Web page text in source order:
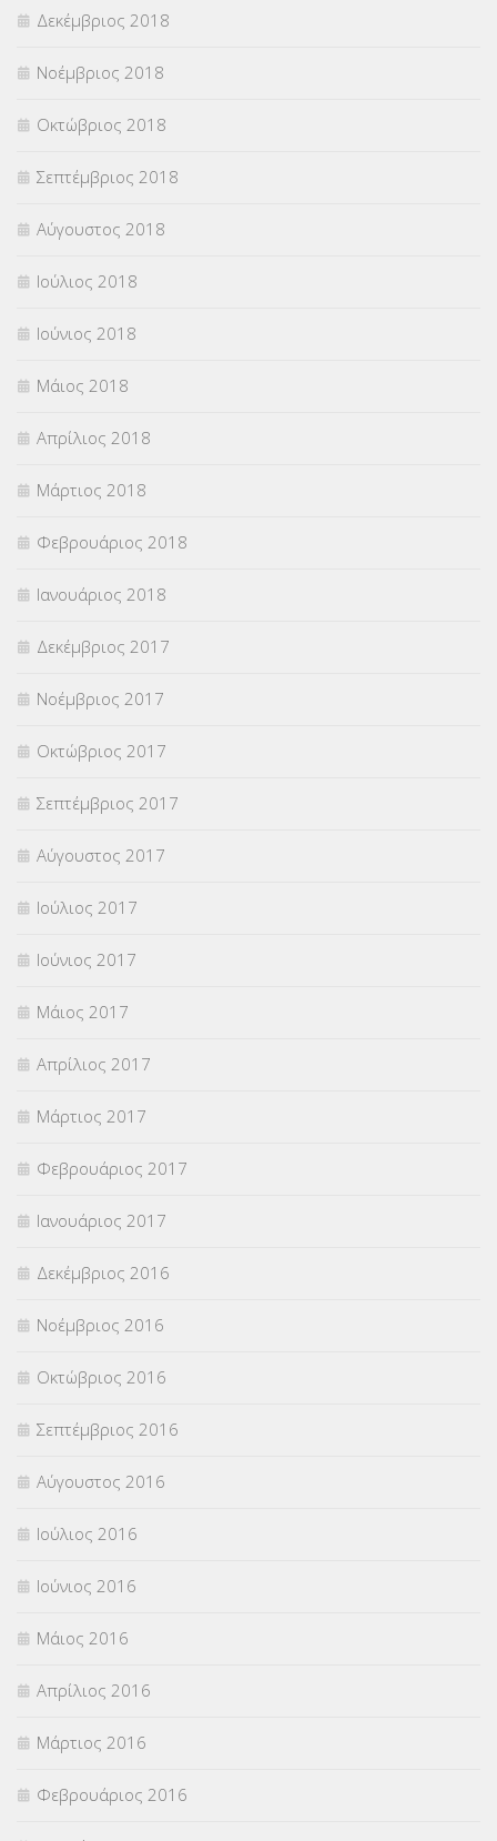
Δεκέμβριος 2018
Νοέμβριος 2018
Οκτώβριος 2018
Σεπτέμβριος 2018
Αύγουστος 2018
Ιούλιος 2018
Ιούνιος 2018
Μάιος 2018
Απρίλιος 2018
Μάρτιος 2018
Φεβρουάριος 2018
Ιανουάριος 2018
Δεκέμβριος 2017
Νοέμβριος 2017
Οκτώβριος 2017
Σεπτέμβριος 2017
Αύγουστος 2017
Ιούλιος 2017
Ιούνιος 2017
Μάιος 2017
Απρίλιος 2017
Μάρτιος 2017
Φεβρουάριος 2017
Ιανουάριος 2017
Δεκέμβριος 2016
Νοέμβριος 2016
Οκτώβριος 2016
Σεπτέμβριος 2016
Αύγουστος 2016
Ιούλιος 2016
Ιούνιος 2016
Μάιος 2016
Απρίλιος 2016
Μάρτιος 2016
Φεβρουάριος 2016